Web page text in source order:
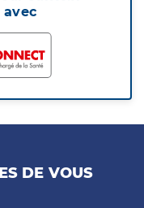
avec
DE VOUS